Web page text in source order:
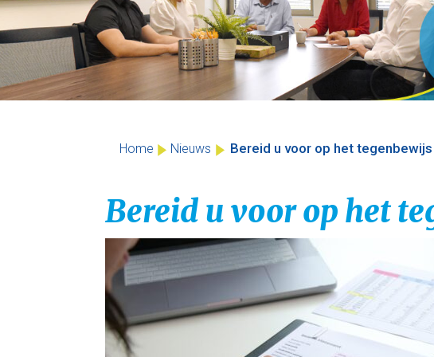
Home Nieuws Bereid u voor op het
Bereid u voor op het